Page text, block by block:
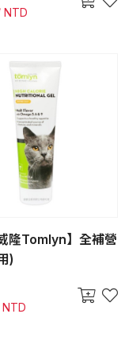
NTD
威隆Tomlyn】全補營
)
NTD